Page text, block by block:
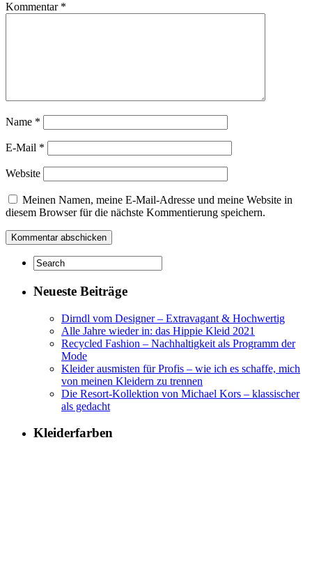
Kommentar *
Name *
E-Mail *
Website
Meinen Namen, meine E-Mail-Adresse und meine Website in
diesem Browser für die nächste Kommentierung speichern.
Neueste Beiträge
Dirndl vom Designer – Extravagant & Hochwertig
Alle Jahre wieder in: das Hippie Kleid 2021
Recycled Fashion – Nachhaltigkeit als Programm der
Mode
Kleider ausmisten für Profis – wie ich es schaffe, mich
von meinen Kleidern zu trennen
Die Resort-Kollektion von Michael Kors – klassischer
als gedacht
Kleiderfarben